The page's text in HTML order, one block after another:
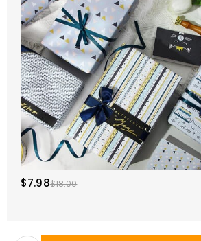
$7.98$18.00